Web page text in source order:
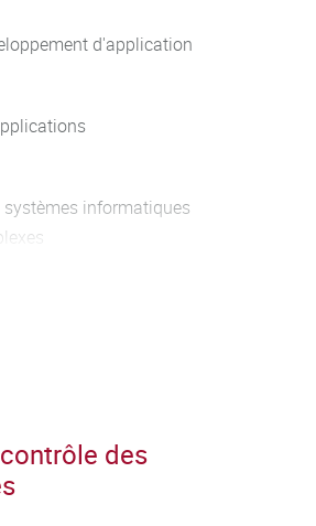
d'application
informatiques
d’une équipe informatique
des